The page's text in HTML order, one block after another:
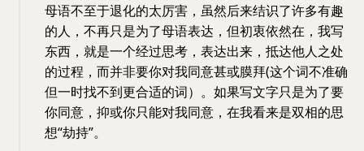
母语不至于退化的太厉害，虽然后来结识了许多有趣
的人，不再只是为了母语表达，但初衷依然在，我写
东西，就是一个经过思考，表达出来，抵达他人之处
的过程，而并非要你对我同意甚或膜拜(这个词不准确
但一时找不到更合适的词）。如果写文字只是为了要
你同意，抑或你只能对我同意，在我看来是双相的思
想“劫持”。